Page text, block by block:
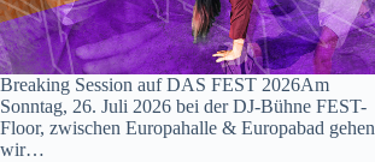
Breaking Session auf DAS FEST 2026Am
Sonntag, 26. Juli 2026 bei der DJ-Bühne FEST-
Floor, zwischen Europahalle & Europabad gehen
wir…